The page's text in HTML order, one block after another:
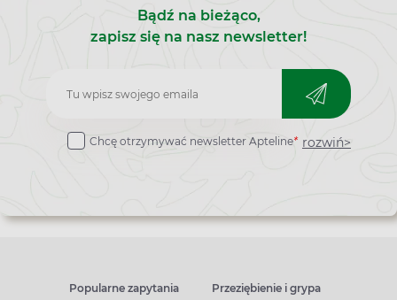
Bądź na bieżąco,
zapisz się na nasz newsletter!
Zapisz
do
Chcę otrzymywać newsletter Apteline* rozwiń>
Popularne zapytania Przeziębienie i grypa